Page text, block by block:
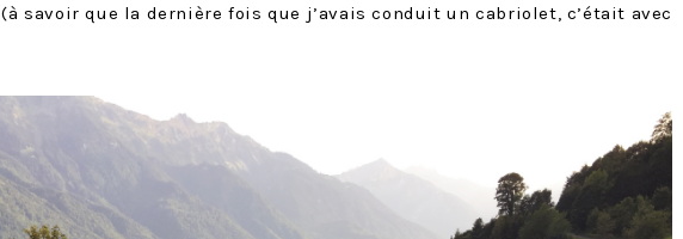
(à savoir que la dernière fois que j’avais conduit un cabriolet, c’était avec